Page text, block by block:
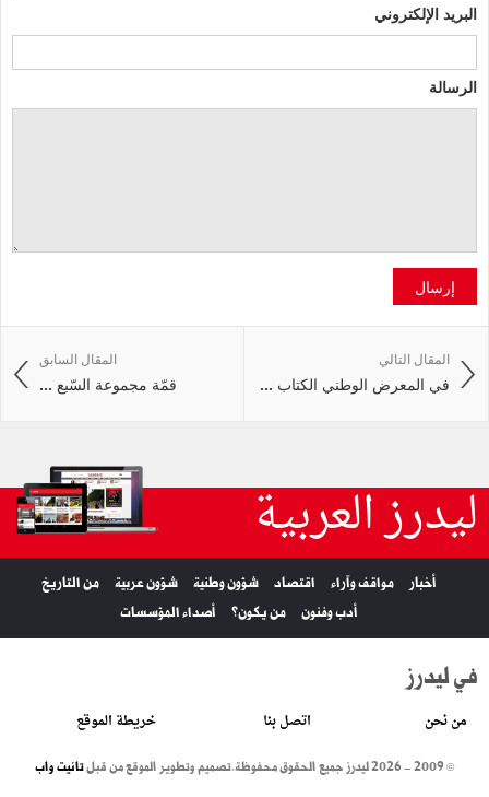
البريد الإلكتروني
الرسالة
إرسال
المقال السابق
قمّة مجموعة السّبع ...
المقال التالي
في المعرض الوطني الكتاب ...
ليدرز العربية
أخبار مواقف وآراء اقتصاد شؤون وطنية شؤون عربية
من التاريخ
أدب وفنون
من يكون؟ أصداء المؤسسات
في ليدرز
من نحن اتصل بنا خريطة الموقع
© 2009 - 2026 ليدرز جميع الحقوق محفوظة. تصميم وتطوير الموقع من قبلتانيت واب